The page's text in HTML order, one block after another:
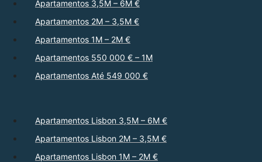
Apartamentos 3,5M – 6M €
Apartamentos 2M – 3,5M €
Apartamentos 1M – 2M €
Apartamentos 550 000 € – 1M
Apartamentos Até 549 000 €
Apartamentos Lisbon 3,5M – 6M €
Apartamentos Lisbon 2M – 3,5M €
Apartamentos Lisbon 1M – 2M €